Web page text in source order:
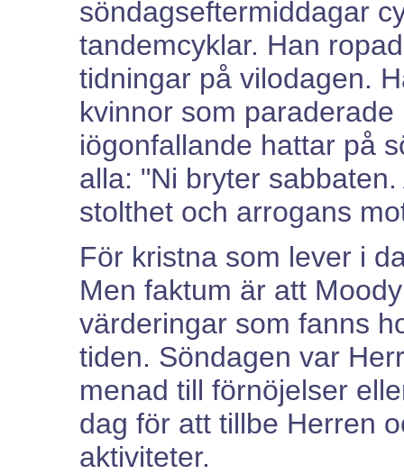
söndagseftermiddagar
tandemcyklar. Han
tidningar på vilodagen.
kvinnor som
iögonfallande hattar på
alla: "Ni bryter
stolthet och arrogans
För kristna som lever i
Men faktum är att
värderingar som fanns
tiden. Söndagen var
menad till förnöjelser
dag för att tillbe Herren
aktiviteter.